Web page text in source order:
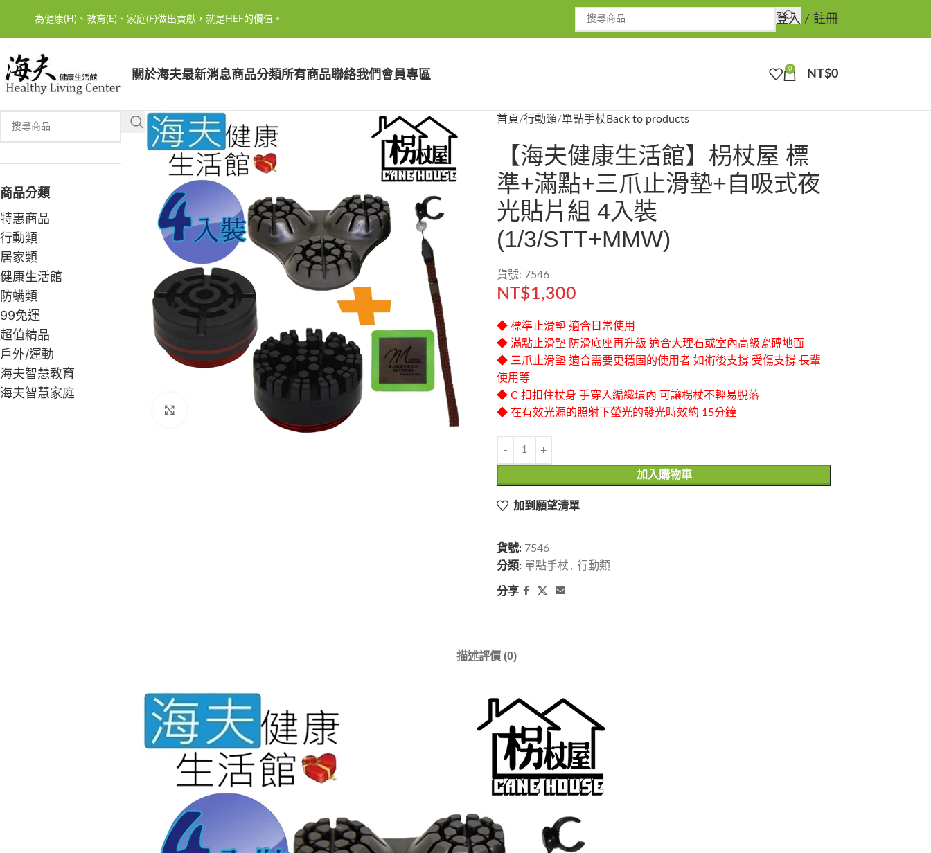
健康(H)、教育(E)、家庭(F)做出貢獻，就是HEF的價值。 登入 / 註冊
關於海夫最新消息商品分類所有商品聯絡我們會員專區 0 NT$0
商品分類
特惠商品
行動類
居家類
健康生活館
防螨類
99免運
超值精品
戶外/運動
海夫智慧教育
海夫智慧家庭
首頁 行動類 單點手杖Back to products
【海夫健康生活館】枴杖屋 標
準+滿點+三爪止滑墊+自吸式夜
光貼片組 4入裝
(1/3/STT+MMW)
貨號: 7546
NT$1,300
◆ 標準止滑墊 適合日常使用
◆ 滿點止滑墊 防滑底座再升級 適合大理石或室內高級瓷磚地面
◆ 三爪止滑墊 適合需要更穩固的使用者 如術後支撐 受傷支撐 長輩
使用等
◆ C 扣扣住杖身 手穿入編織環內 可讓柺杖不輕易脫落
◆ 在有效光源的照射下螢光的發光時效約 15分鐘
加入購物車
加到願望清單
貨號: 7546
分類: 單點手杖 , 行動類
分享
描述評價 (0)